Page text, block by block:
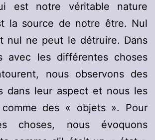
est notre véritable nature
la source de notre être. Nul
nul ne peut le détruire. Dans
avec les différentes choses
nous observons des
dans leur aspect et nous les
comme des « objets ». Pour
choses, nous évoquons